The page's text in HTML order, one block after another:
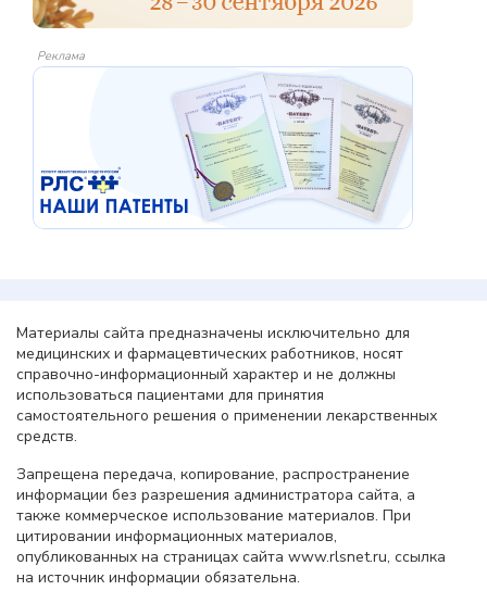
Реклама
Материалы сайта предназначены исключительно для
медицинских и фармацевтических работников, носят
справочно-информационный характер и не должны
использоваться пациентами для принятия
самостоятельного решения о применении лекарственных
средств.
Запрещена передача, копирование, распространение
информации без разрешения администратора сайта, а
также коммерческое использование материалов. При
цитировании информационных материалов,
опубликованных на страницах сайта www.rlsnet.ru, ссылка
на источник информации обязательна.